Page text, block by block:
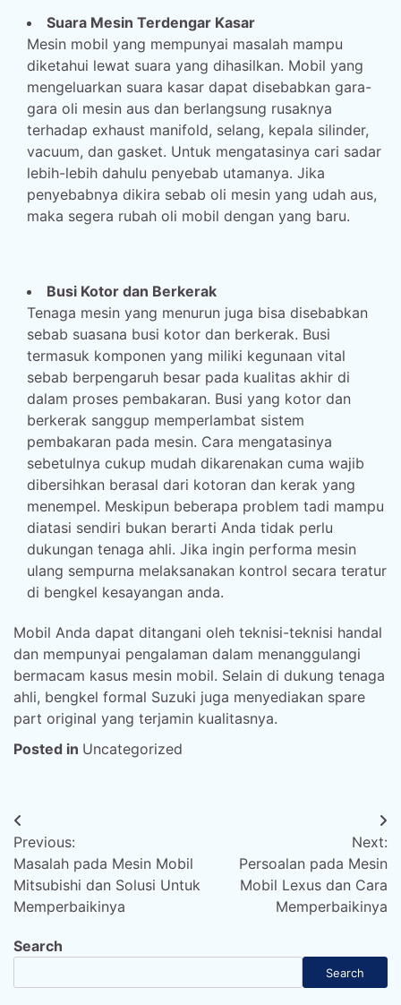
Suara Mesin Terdengar Kasar
Mesin mobil yang mempunyai masalah mampu
diketahui lewat suara yang dihasilkan. Mobil yang
mengeluarkan suara kasar dapat disebabkan gara-
gara oli mesin aus dan berlangsung rusaknya
terhadap exhaust manifold, selang, kepala silinder,
vacuum, dan gasket. Untuk mengatasinya cari sadar
lebih-lebih dahulu penyebab utamanya. Jika
penyebabnya dikira sebab oli mesin yang udah aus,
maka segera rubah oli mobil dengan yang baru.
Busi Kotor dan Berkerak
Tenaga mesin yang menurun juga bisa disebabkan
sebab suasana busi kotor dan berkerak. Busi
termasuk komponen yang miliki kegunaan vital
sebab berpengaruh besar pada kualitas akhir di
dalam proses pembakaran. Busi yang kotor dan
berkerak sanggup memperlambat sistem
pembakaran pada mesin. Cara mengatasinya
sebetulnya cukup mudah dikarenakan cuma wajib
dibersihkan berasal dari kotoran dan kerak yang
menempel. Meskipun beberapa problem tadi mampu
diatasi sendiri bukan berarti Anda tidak perlu
dukungan tenaga ahli. Jika ingin performa mesin
ulang sempurna melaksanakan kontrol secara teratur
di bengkel kesayangan anda.
Mobil Anda dapat ditangani oleh teknisi-teknisi handal
dan mempunyai pengalaman dalam menanggulangi
bermacam kasus mesin mobil. Selain di dukung tenaga
ahli, bengkel formal Suzuki juga menyediakan spare
part original yang terjamin kualitasnya.
Posted in Uncategorized
Post
navigation
Previous:
Masalah pada Mesin Mobil
Mitsubishi dan Solusi Untuk
Memperbaikinya
Next:
Persoalan pada Mesin
Mobil Lexus dan Cara
Memperbaikinya
Search
Search